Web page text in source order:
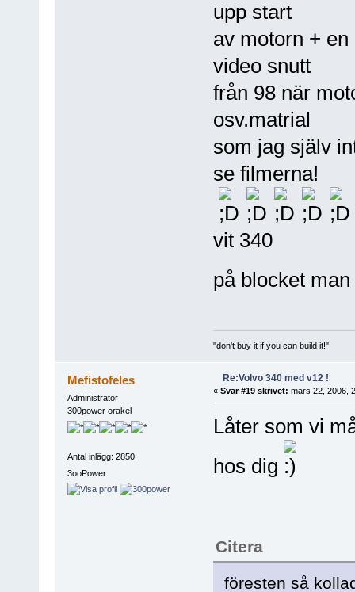
upp start
av motorn +
video snutt
från 98 när
osv.matrial
som jag själv
se filmerna!
vit 340
på blocket
"don't buy it if you can build it!"
Mefistofeles
Administrator
300power orakel
Antal inlägg: 2850
3ooPower
Re:Volvo 340 med v12 !
« Svar #19 skrivet: mars 22, 2006,
Låter som vi
hos dig
Citera
föresten så